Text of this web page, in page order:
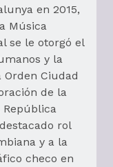
en 2015,
Música
se le otorgó el
y la
Ciudad
de la
República
rol
y a la
checo en